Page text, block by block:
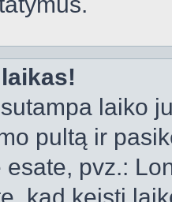
laiko
pultą ir
pvz.: